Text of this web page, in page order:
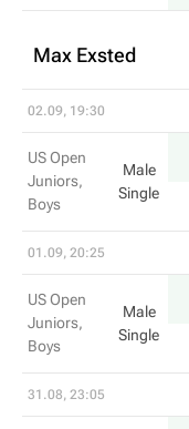
Max Exsted
02.09, 19:30
US Open
Juniors,
Boys
Male
Single
01.09, 20:25
US Open
Juniors,
Boys
Male
Single
31.08, 23:05